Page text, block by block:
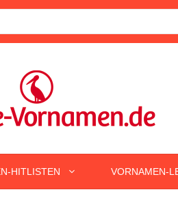
HITLISTEN VORNAMEN-